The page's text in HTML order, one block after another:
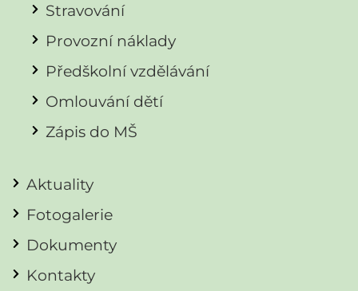
Stravování
Provozní náklady
Předškolní vzdělávání
Omlouvání dětí
Zápis do MŠ
Aktuality
Fotogalerie
Dokumenty
Kontakty